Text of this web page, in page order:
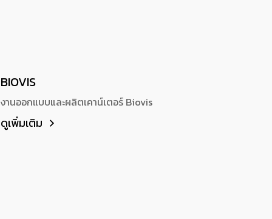
BIOVIS
งานออกแบบและผลิตเคาน์เตอร์ Biovis
ดูเพิ่มเติม